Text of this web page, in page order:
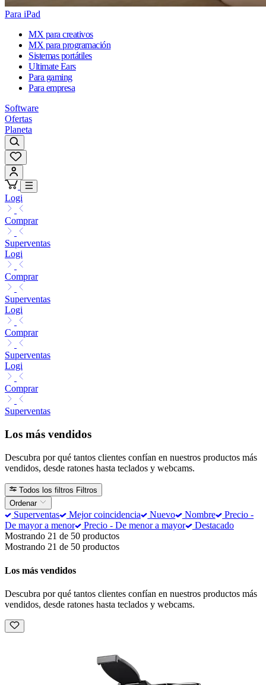
Para iPad
MX para creativos
MX para programación
Sistemas portátiles
Ultimate Ears
Para gaming
Para empresa
Software
Ofertas
Planeta
Logi
Comprar
Superventas
Logi
Comprar
Superventas
Logi
Comprar
Superventas
Logi
Comprar
Superventas
Los más vendidos
Descubra por qué tantos clientes confían en nuestros productos más
vendidos, desde ratones hasta teclados y webcams.
Todos los filtros Filtros
Ordenar
Superventas Mejor coincidencia Nuevo Nombre
Precio -
De mayor a menor
Precio - De menor a mayor
Destacado
Mostrando 21 de 50 productos
Mostrando 21 de 50 productos
Los más vendidos
Descubra por qué tantos clientes confían en nuestros productos más
vendidos, desde ratones hasta teclados y webcams.